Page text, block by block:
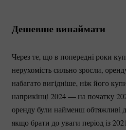
Дешевше винаймати
Через те, що в попередні роки
нерухомість сильно зросли,
набагато вигідніше, ніж його
наприкінці 2024 — на початку
оренду були найменш обтяжливі
якщо брати до уваги період із